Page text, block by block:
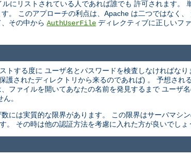
にリストされている人であれば誰でも 許可されます。
。 このアプローチの利点は、Apache は二つではなく
その中から AuthUserFile ディレクティブに正しいフ
する度に ユーザ名とパスワードを検査しなければな
されたディレクトリから来るのであれば) 。 予想され
ファイルを開いてあなたの名前を発見するまで ユーザ
。
には実質的な限界があります。 この限界はサーバマシ
その時は他の認証方法を考慮に入れた方が良いでしょ